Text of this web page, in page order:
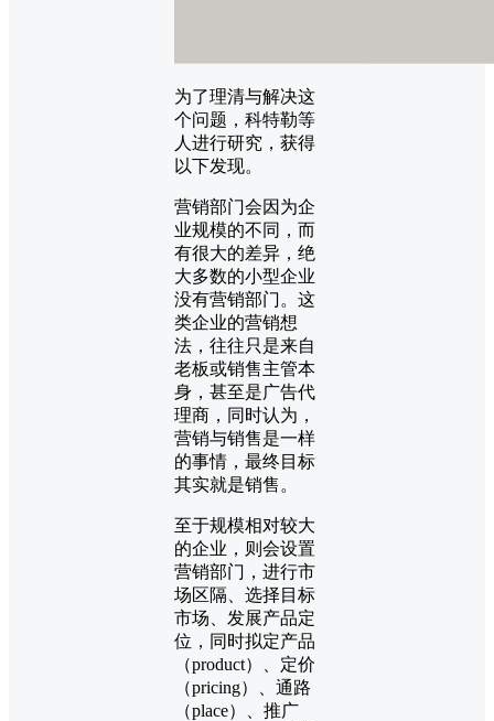
为了理清与解决这
个问题，科特勒等
人进行研究，获得
以下发现。
营销部门会因为企
业规模的不同，而
有很大的差异，绝
大多数的小型企业
没有营销部门。这
类企业的营销想
法，往往只是来自
老板或销售主管本
身，甚至是广告代
理商，同时认为，
营销与销售是一样
的事情，最终目标
其实就是销售。
至于规模相对较大
的企业，则会设置
营销部门，进行市
场区隔、选择目标
市场、发展产品定
位，同时拟定产品
（product）、定价
（pricing）、通路
（place）、推广